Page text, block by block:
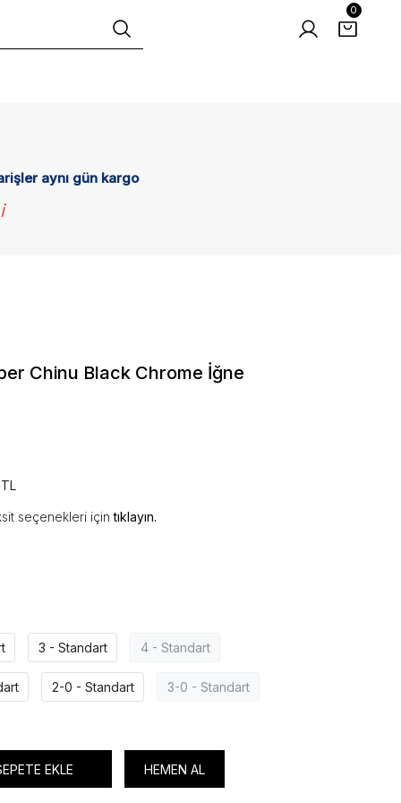
0
aynı gün kargo
Chinu Black Chrome İğne
seçenekleri içintıklayın.
3 - Standart 4 - Standart
2-0 - Standart 3-0 - Standart
EKLE HEMEN AL